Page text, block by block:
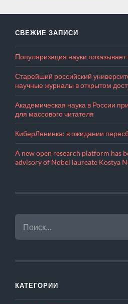
СВЕЖИЕ ЗАПИСИ
Популяризация науки показывает
Старейший российский
научные журналы в открытом
Академическая наука в России
для массового читателя
КиберЛенинка: в ожидании
A new open research platform has
advisory of Nobel laureate Kostya
НАЙТИ:
КАТЕГОРИИ